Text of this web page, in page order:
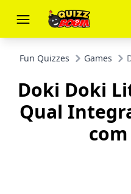
Fun Quizzes Games
Doki Doki
Qual
com